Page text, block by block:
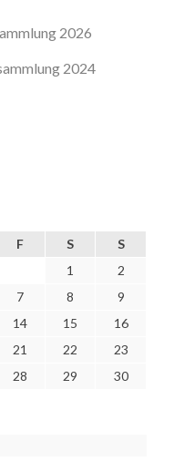
2026
2024
F S
S
1
2
7 8
9
14 15
16
21 22
23
28 29
30